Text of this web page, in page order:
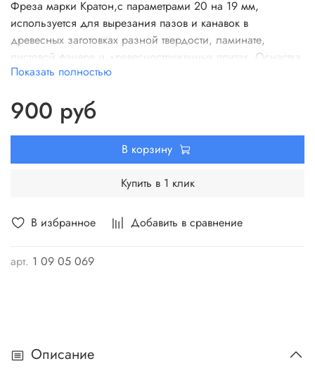
В избранное Добавить в сравнение
арт. 1 09 05 069
Фреза марки Кратон,с параметрами 20 на 19 мм,
используется для вырезания пазов и канавок в
древесных заготовках разной твердости, ламинате,
листовой фанере и древесностружечных плитах. Оснастка
обладает диаметром хвостовой части — 8 мм, имеет
стационарные и ручные фрезерные устройства легкого
типа. Оснастка обладает востребованными параметрами,
что позволяет применять ее как на столярных
производствах, так и для бытовых ремонтных работ.
Показать полностью
900 руб
В корзину
Купить в 1 клик
Описание